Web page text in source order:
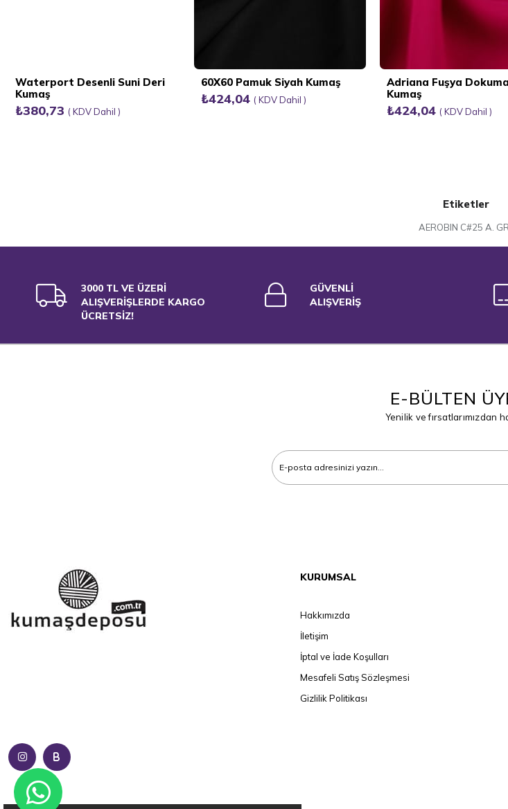
Waterport Desenli Suni Deri
Kumaş
₺380,73 KDV Dahil
60X60 Pamuk Siyah Kumaş
₺424,04 KDV Dahil
Adriana Fuşya Dokuma
Kumaş
₺424,04 KDV Dahil
Etiketler
AEROBIN C#25 A.
3000 TL VE ÜZERİ
ALIŞVERİŞLERDE KARGO
ÜCRETSİZ!
GÜVENLİ
ALIŞVERİŞ
E-BÜLTEN
Yenilik ve fırsatlarımızdan
KURUMSAL
Hakkımızda
İletişim
İptal ve İade Koşulları
Mesafeli Satış Sözleşmesi
Gizlilik Politikası
B